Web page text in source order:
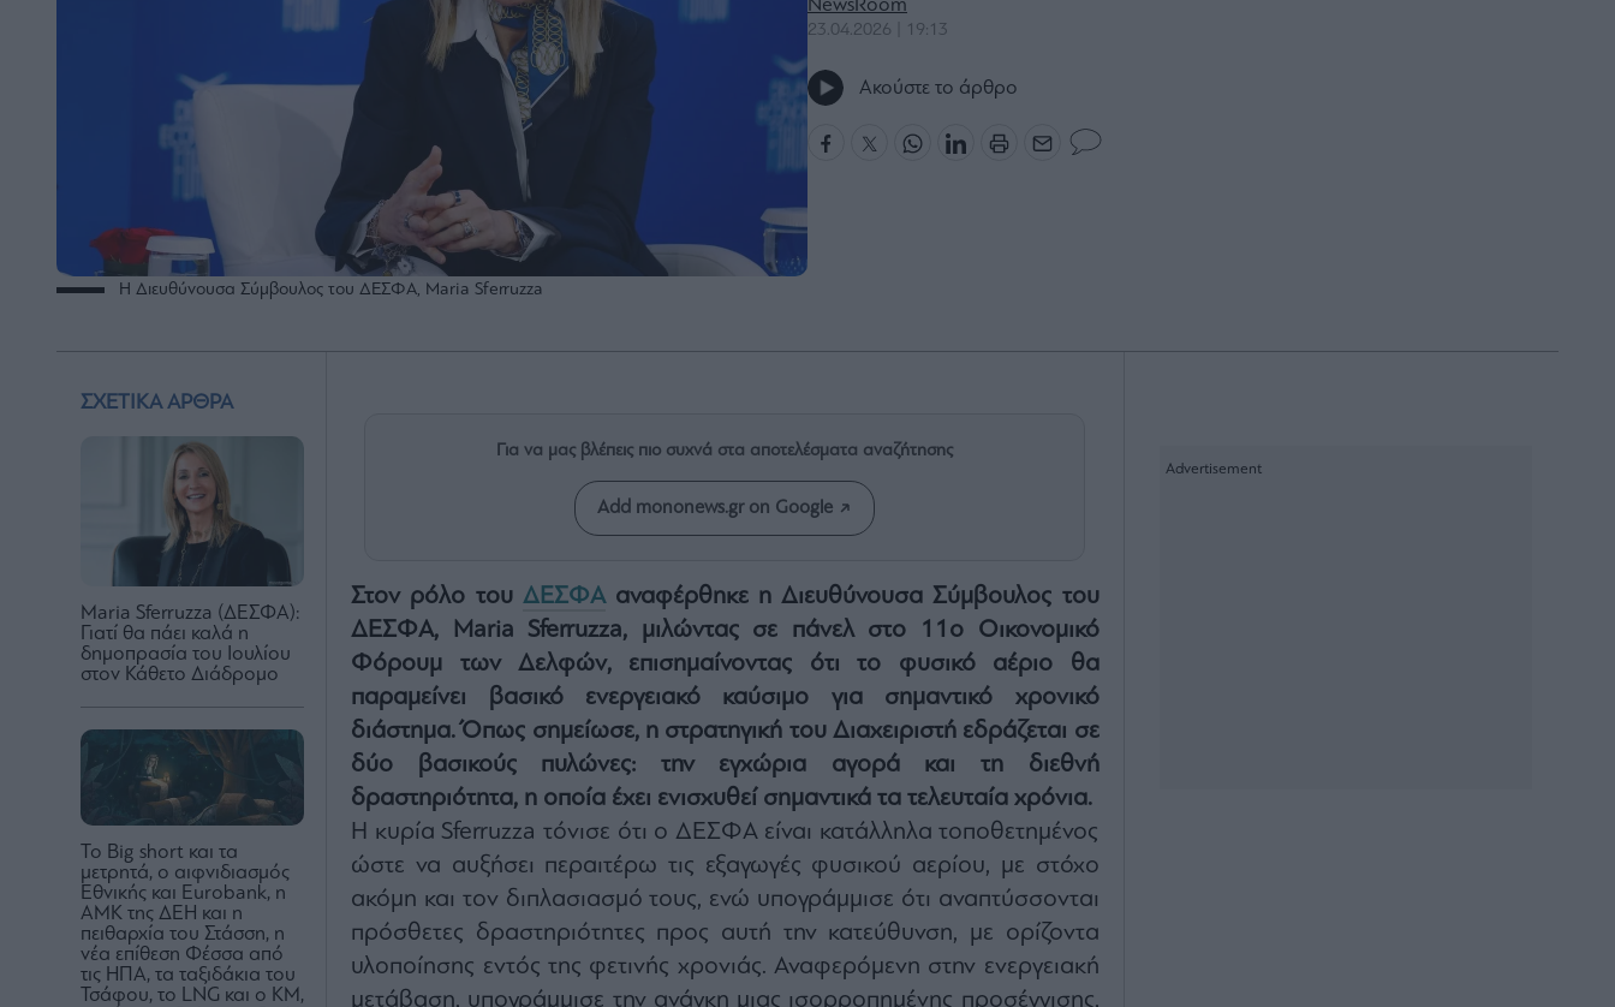
NewsRoom
23.04.2026 | 19:13
Ακούστε το άρθρο
Η Διευθύνουσα Σύμβουλος του ΔΕΣΦΑ, Maria Sferruzza
ΣΧΕΤΙΚΑ ΑΡΘΡΑ
Maria Sferruzza (ΔΕΣΦΑ):
Γιατί θα πάει καλά η
δημοπρασία του Ιουλίου
στον Κάθετο Διάδρομο
Το Big short και τα
μετρητά, ο αιφνιδιασμός
Εθνικής και Eurobank, η
ΑΜΚ της ΔΕΗ και η
πειθαρχία του Στάσση, η
νέα επίθεση Φέσσα από
τις ΗΠΑ, τα ταξιδάκια του
Τσάφου, το LNG και ο ΚΜ,
Για να μας βλέπεις πιο συχνά στα αποτελέσματα αναζήτησης
Add mononews.gr on Google
Στον ρόλο του ΔΕΣΦΑαναφέρθηκε η Διευθύνουσα Σύμβουλος του
ΔΕΣΦΑ, Maria Sferruzza, μιλώντας σε πάνελ στο 11ο Οικονομικό
Φόρουμ των Δελφών, επισημαίνοντας ότι το φυσικό αέριο θα
παραμείνει βασικό ενεργειακό καύσιμο για σημαντικό χρονικό
διάστημα. Όπως σημείωσε, η στρατηγική του Διαχειριστή εδράζεται σε
δύο βασικούς πυλώνες: την εγχώρια αγορά και τη διεθνή
δραστηριότητα, η οποία έχει ενισχυθεί σημαντικά τα τελευταία χρόνια.
Η κυρία Sferruzza τόνισε ότι ο ΔΕΣΦΑ είναι κατάλληλα τοποθετημένος
ώστε να αυξήσει περαιτέρω τις εξαγωγές φυσικού αερίου, με στόχο
ακόμη και τον διπλασιασμό τους, ενώ υπογράμμισε ότι αναπτύσσονται
πρόσθετες δραστηριότητες προς αυτή την κατεύθυνση, με ορίζοντα
υλοποίησης εντός της φετινής χρονιάς. Αναφερόμενη στην ενεργειακή
μετάβαση, υπογράμμισε την ανάγκη μιας ισορροπημένης προσέγγισης,